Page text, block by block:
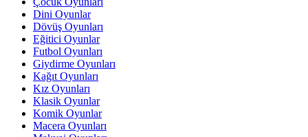
Dini Oyunlar
Dövüş Oyunları
Eğitici Oyunlar
Futbol Oyunları
Giydirme Oyunları
Kağıt Oyunları
Kız Oyunları
Klasik Oyunlar
Komik Oyunlar
Macera Oyunları